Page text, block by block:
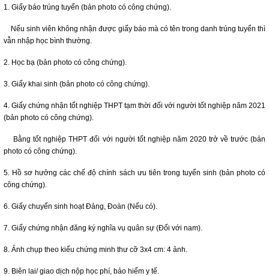
1. Giấy báo trúng tuyển (bản photo có công chứng).
Nếu sinh viên không nhận được giấy báo mà có tên trong danh trúng tuyển thì
vẫn nhập học bình thường.
2. Học bạ (bản photo có công chứng).
3. Giấy khai sinh (bản photo có công chứng).
4. Giấy chứng nhận tốt nghiệp THPT tạm thời đối với người tốt nghiệp năm 2021
(bản photo có công chứng).
Bằng tốt nghiệp THPT đối với người tốt nghiệp năm 2020 trở về trước (bản
photo có công chứng).
5. Hồ sơ hưởng các chế độ chính sách ưu tiên trong tuyển sinh (bản photo có
công chứng).
6. Giấy chuyển sinh hoạt Đảng, Đoàn (Nếu có).
7. Giấy chứng nhận đăng ký nghĩa vụ quân sự (Đối với nam).
8. Ảnh chụp theo kiểu chứng minh thư cỡ 3x4 cm: 4 ảnh.
9. Biên lai/ giao dịch nộp học phí, bảo hiểm y tế.